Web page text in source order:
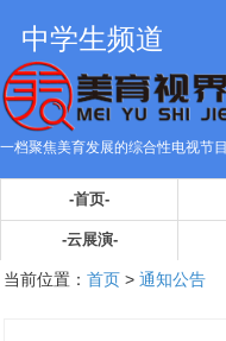
中学生频道
一档聚焦美育发展的综合性电视节目
-首页-
-云展演-
当前位置： 首页> 通知公告